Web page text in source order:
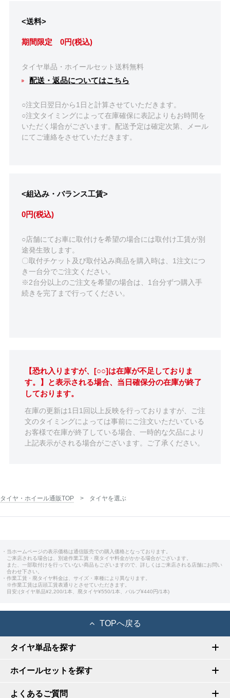
<送料>
期間限定 0円(税込)
タイヤ単品・ホイールセット送料無料
配送・返品についてはこちら
○注文日翌日から1日と計算させていただきます。
○注文タイミングによって在庫確保に表記よりもお時間を
いただく場合がございます。配送予定は確定次第、メール
にてご連絡をさせていただきます。
<組込み・バランス工賃>
0円(税込)
○店舗にてお車に取付けを希望の場合には取付け工賃が別
途発生致します。
〇取付チケット及び取付込み商品を購入時は、1注文につ
き一台分でご注文ください。
※2台分以上のご注文を希望の場合は、1台分ずつ購入手
続きを完了まで行ってください。
【恐れ入りますが、[○○]は在庫が不足しておりま
す。】と表示される場合、当日確保分の在庫が終了
しております。
在庫の更新は1日1回以上反映を行っておりますが、ご注
文のタイミングによっては事前にご注文いただいている
お客様で在庫が終了している場合、一時的な欠品により
上記表示がされる場合がございます。ご了承ください。
タイヤ・ホイール通販TOP タイヤを選ぶ
・当ホームページの表示価格は通信販売での購入価格となっております。
ご来店される場合は、別途作業工賃・廃タイヤ料金がかかる場合がございます。
また、一部取付けを行っていない商品もございますので、詳しくはご来店される店舗にお問い
合わせ下さい。
・作業工賃・廃タイヤ料金は、サイズ・車種により異なります。
※作業工賃は店頭工賃表通りとさせていただきます。
目安:(タイヤ単品¥2,200/1本、廃タイヤ¥550/1本、バルブ¥440円/1本)
TOPへ戻る
タイヤ単品を探す
ホイールセットを探す
よくあるご質問